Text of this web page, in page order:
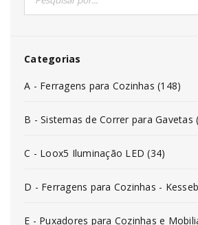
Categorias
A - Ferragens para Cozinhas (148)
B - Sistemas de Correr para Gavetas
C - Loox5 Iluminação LED (34)
D - Ferragens para Cozinhas -
E - Puxadores para Cozinhas e